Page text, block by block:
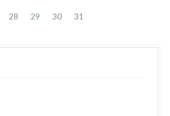
28 29 30 31